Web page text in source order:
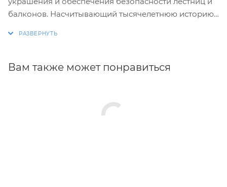
балконов. Насчитывающий тысячелетнюю историю,
чаще с целью акцентирования внимания на
Вам также может понравиться